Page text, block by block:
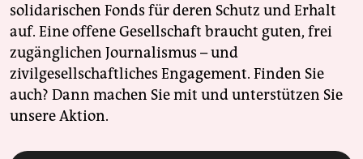
solidarischen Fonds für deren Schutz und Erhalt
auf. Eine offene Gesellschaft braucht guten, frei
zugänglichen Journalismus – und
zivilgesellschaftliches Engagement. Finden Sie
auch? Dann machen Sie mit und unterstützen Sie
unsere Aktion.